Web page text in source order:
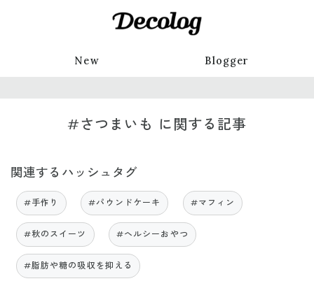
New Blogger
#さつまいも に関する記事
関連するハッシュタグ
#手作り #パウンドケーキ #マフィン
#秋のスイーツ #ヘルシーおやつ
#脂肪や糖の吸収を抑える